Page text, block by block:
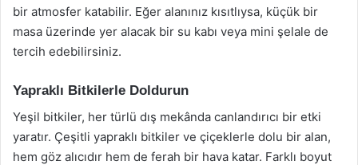
bir atmosfer katabilir. Eğer alanınız kısıtlıysa, küçük bir
masa üzerinde yer alacak bir su kabı veya mini şelale de
tercih edebilirsiniz.
Yapraklı Bitkilerle Doldurun
Yeşil bitkiler, her türlü dış mekânda canlandırıcı bir etki
yaratır. Çeşitli yapraklı bitkiler ve çiçeklerle dolu bir alan,
hem göz alıcıdır hem de ferah bir hava katar. Farklı boyut